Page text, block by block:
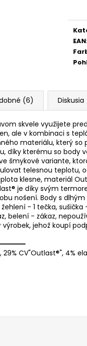
EAN
(6) Diskusia
skvele využijete
ale v kombinaci s
materiálu, který
díky kterému so
šmykové variante,
telesnou teplotu,
klesne, materiál
je díky svým
nošení. Body s
- 1 tečka,
belení - zákaz,
jehož koupí
29% CV"Outlast®", 4%